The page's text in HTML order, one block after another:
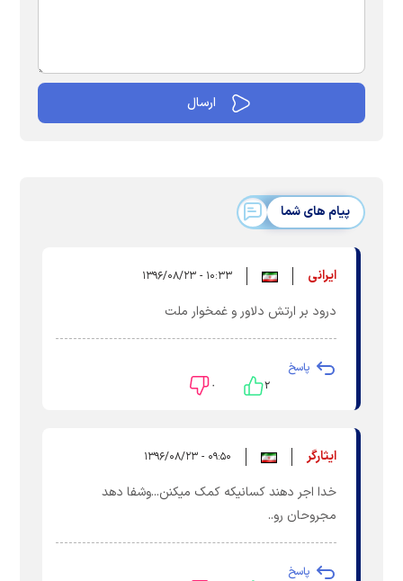
پیام های شما
ایرانی ۱۰:۳۳ - ۱۳۹۶/۰۸/۲۳
درود بر ارتش دلاور و غمخوار ملت
پاسخ
۲ ۰
ایثارگر ۰۹:۵۰ - ۱۳۹۶/۰۸/۲۳
خدا اجر دهند کسانیکه کمک میکنن...وشفا دهد
مجروحان رو..
پاسخ